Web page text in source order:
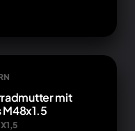
mit
M48x1.5